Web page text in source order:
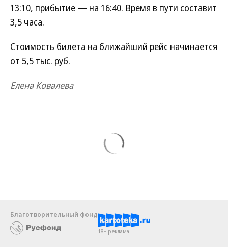
13:10, прибытие — на 16:40. Время в пути составит
3,5 часа.
Стоимость билета на ближайший рейс начинается
от 5,5 тыс. руб.
Елена Ковалева
Благотворительный фонд
18+ реклама